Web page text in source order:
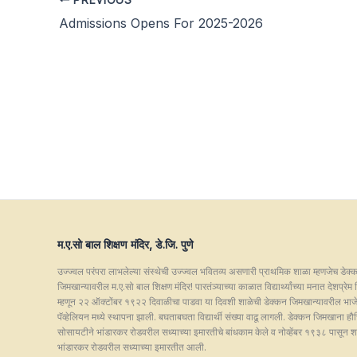
Admissions Opens For 2025-2026
म.ए.सो बाल शिक्षण मंदिर, डे.जि. पुणे
उज्ज्वल परंपरा लाभलेल्या संस्थेची उज्ज्वल भवितव्य असणारी प्राथमिक शाळा म्हणजेच
जिमखान्यावरील म.ए.सो बाल शिक्षण मंदिर! पारतंञ्याच्या काळात विद्यार्थ्यांच्या मनात देशप्रेम
म्हणून २२ ऑक्टोंबर १९२२ दिवाळीचा पाडवा या दिवशी शाळेची डेक्कन जिमखान्यावरील
पॅव्हेलियन मध्ये स्थापना झाली. बघताबघता विद्यार्थी संख्या वाढू लागली. डेक्कन जिमखाना
सोसायटीने भांडारकर रोडवरील सध्याच्या इमारतीचे बांधकाम केले व नोव्हेंबर १९३८ पासून
भांडारकर रोडवरील सध्याच्या इमारतीत आली.